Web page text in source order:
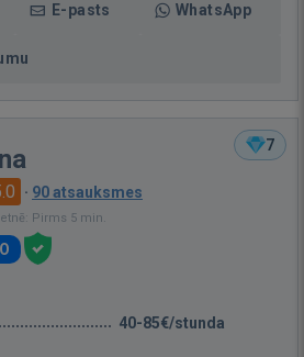
E-pasts WhatsApp
7
· 90 atsauksmes
Pirms 5 min.
40-85€/stunda